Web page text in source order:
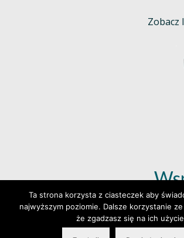
Zobacz
Dowiedz
Ta strona korzysta z ciasteczek aby
najwyższym poziomie. Dalsze korzystanie
że zgadzasz się na ich